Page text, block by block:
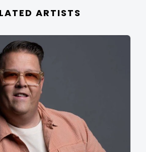
ARTISTS